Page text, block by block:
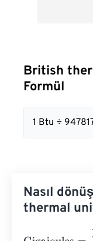
British
Formül
1 Btu ÷
Nasıl
thermal
Gigajoules